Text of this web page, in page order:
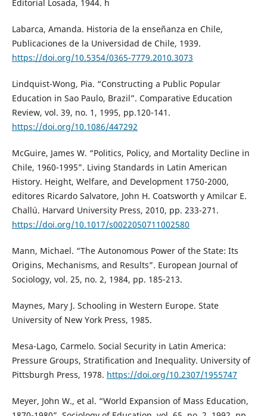
Editorial Losada, 1944. h
Labarca, Amanda. Historia de la enseñanza en Chile,
Publicaciones de la Universidad de Chile, 1939.
https://doi.org/10.5354/0365-7779.2010.3073
Lindquist-Wong, Pia. “Constructing a Public Popular
Education in Sao Paulo, Brazil”. Comparative Education
Review, vol. 39, no. 1, 1995, pp.120-141.
https://doi.org/10.1086/447292
McGuire, James W. “Politics, Policy, and Mortality Decline in
Chile, 1960-1995”. Living Standards in Latin American
History. Height, Welfare, and Development 1750-2000,
editores Ricardo Salvatore, John H. Coatsworth y Amilcar E.
Challú. Harvard University Press, 2010, pp. 233-271.
https://doi.org/10.1017/s0022050711002580
Mann, Michael. “The Autonomous Power of the State: Its
Origins, Mechanisms, and Results”. European Journal of
Sociology, vol. 25, no. 2, 1984, pp. 185-213.
Maynes, Mary J. Schooling in Western Europe. State
University of New York Press, 1985.
Mesa-Lago, Carmelo. Social Security in Latin America:
Pressure Groups, Stratification and Inequality. University of
Pittsburgh Press, 1978. https://doi.org/10.2307/1955747
Meyer, John W., et al. “World Expansion of Mass Education,